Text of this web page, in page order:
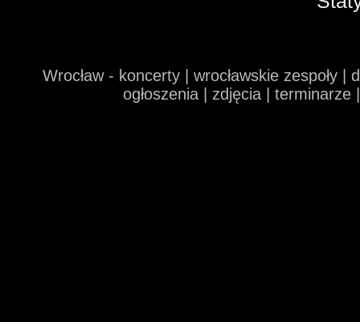
Wrocław - koncerty | wrocławskie zespoły
ogłoszenia | zdjęcia |